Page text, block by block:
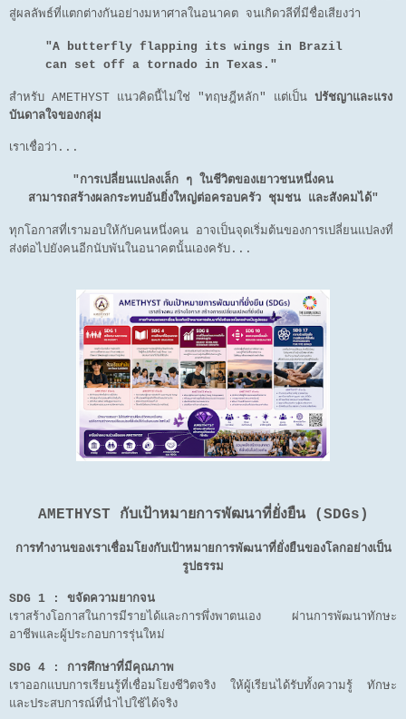
สู่ผลลัพธ์ที่แตกต่างกันอย่างมหาศาลในอนาคต จนเกิดวลีที่มีชื่อเสียงว่า
"A butterfly flapping its wings in Brazil
can set off a tornado in Texas."
สำหรับ AMETHYST แนวคิดนี้ไม่ใช่ "ทฤษฎีหลัก" แต่เป็น ปรัชญาและแรง
บันดาลใจของกลุ่ม
เราเชื่อว่า...
"การเปลี่ยนแปลงเล็ก ๆ ในชีวิตของเยาวชนหนึ่งคน
สามารถสร้างผลกระทบอันยิ่งใหญ่ต่อครอบครัว ชุมชน และสังคมได้"
ทุกโอกาสที่เรามอบให้กับคนหนึ่งคน อาจเป็นจุดเริ่มต้นของการเปลี่ยนแปลงที่
ส่งต่อไปยังคนอีกนับพันในอนาคตนั้นเองครับ...
AMETHYST กับเป้าหมายการพัฒนาที่ยั่งยืน (SDGs)
การทำงานของเราเชื่อมโยงกับเป้าหมายการพัฒนาที่ยั่งยืนของโลกอย่างเป็น
รูปธรรม
SDG 1 : ขจัดความยากจน
เราสร้างโอกาสในการมีรายได้และการพึ่งพาตนเอง ผ่านการพัฒนาทักษะ
อาชีพและผู้ประกอบการรุ่นใหม่
SDG 4 : การศึกษาที่มีคุณภาพ
เราออกแบบการเรียนรู้ที่เชื่อมโยงชีวิตจริง ให้ผู้เรียนได้รับทั้งความรู้ ทักษะ
และประสบการณ์ที่นำไปใช้ได้จริง